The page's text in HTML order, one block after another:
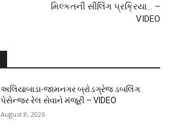
મિલ્કતની સીલિંગ પ્રક્રિયા… –
VIDEO
અલિયાબાડા-જામનગર બ્રોડગ્રેજ ડબલિંગ
પેસેન્જર રેલ સેવાને મંજૂરી – VIDEO
August 8, 2026